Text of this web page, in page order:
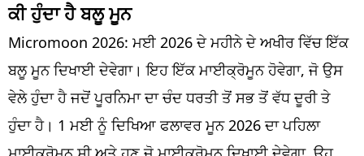
ਦੇਸ਼
ਲਾਈਫ ਸਟਾਈਲ
ਪੰਜਾਬ
ਧਰਮ
ਕੀ ਹੁੰਦਾ ਹੈ ਬਲੂ ਮੂਨ
Micromoon 2026: ਮਈ 2026 ਦੇ ਮਹੀਨੇ ਦੇ ਅਖੀਰ ਵਿੱਚ ਇੱਕ
ਬਲੂ ਮੂਨ ਦਿਖਾਈ ਦੇਵੇਗਾ। ਇਹ ਇੱਕ ਮਾਈਕ੍ਰੋਮੂਨ ਹੋਵੇਗਾ, ਜੋ ਉਸ
ਵੇਲੇ ਹੁੰਦਾ ਹੈ ਜਦੋਂ ਪੂਰਨਿਮਾ ਦਾ ਚੰਦ ਧਰਤੀ ਤੋਂ ਸਭ ਤੋਂ ਵੱਧ ਦੂਰੀ ਤੇ
ਹੁੰਦਾ ਹੈ। 1 ਮਈ ਨੂੰ ਦਿਖਿਆ ਫਲਾਵਰ ਮੂਨ 2026 ਦਾ ਪਹਿਲਾ